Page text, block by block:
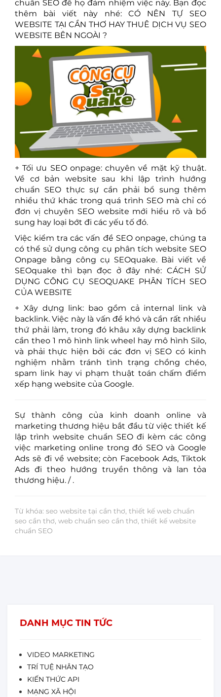
chuẩn SEO để họ đảm nhiệm việc này. Bạn đọc
thêm bài viết này nhé: CÓ NÊN TỰ SEO
WEBSITE TẠI CẦN THƠ HAY THUÊ DỊCH VỤ SEO
WEBSITE BÊN NGOÀI ?
+ Tối ưu SEO onpage: chuyên về mặt kỹ thuật.
Về cơ bản website sau khi lập trình hướng
chuẩn SEO thực sự cần phải bổ sung thêm
nhiều thứ khác trong quá trình SEO mà chỉ có
đơn vị chuyên SEO website mới hiểu rõ và bổ
sung hay loại bớt đi các yếu tố đó.
Việc kiểm tra các vấn đề SEO onpage, chúng ta
có thể sử dụng công cụ phân tích website SEO
Onpage bằng công cụ SEOquake. Bài viết về
SEOquake thì bạn đọc ở đây nhé: CÁCH SỬ
DỤNG CÔNG CỤ SEOQUAKE PHÂN TÍCH SEO
CỦA WEBSITE
+ Xây dựng link: bao gồm cả internal link và
backlink. Việc này là vấn đề khó và cần rất nhiều
thứ phải làm, trong đó khâu xây dựng backlink
cần theo 1 mô hình link wheel hay mô hình Silo,
và phải thực hiện bởi các đơn vị SEO có kinh
nghiệm nhằm tránh tình trạng chồng chéo,
spam link hay vi phạm thuật toán chấm điểm
xếp hạng website của Google.
Sự thành công của kinh doanh online và
marketing thương hiệu bắt đầu từ việc thiết kế
lập trình website chuẩn SEO đi kèm các công
việc marketing online trong đó SEO và Google
Ads sẽ đi về website; còn Facebook Ads, Tiktok
Ads đi theo hướng truyền thông và lan tỏa
thương hiệu. / .
Từ khóa: seo website tại cần thơ, thiết kế web chuẩn
seo cần thơ, web chuẩn seo cần thơ, thiết kế website
chuẩn SEO
DANH MỤC TIN TỨC
VIDEO MARKETING
TRÍ TUỆ NHÂN TẠO
KIẾN THỨC API
MẠNG XÃ HỘI